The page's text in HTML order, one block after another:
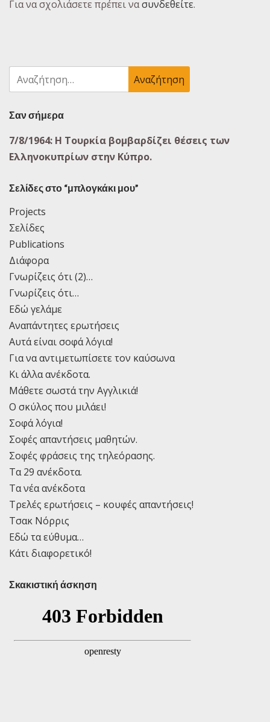
Για να σχολιάσετε πρέπει νασυνδεθείτε.
Αναζήτηση
για:
Σαν σήμερα
7/8/1964: Η Τουρκία βομβαρδίζει θέσεις των
Ελληνοκυπρίων στην Κύπρο.
Σελίδες στο “μπλογκάκι μου”
Projects
Σελίδες
Publications
Διάφορα
Γνωρίζεις ότι (2)…
Γνωρίζεις ότι…
Εδώ γελάμε
Αναπάντητες ερωτήσεις
Αυτά είναι σοφά λόγια!
Για να αντιμετωπίσετε τον καύσωνα
Κι άλλα ανέκδοτα.
Μάθετε σωστά την Αγγλικιά!
Ο σκύλος που μιλάει!
Σοφά λόγια!
Σοφές απαντήσεις μαθητών.
Σοφές φράσεις της τηλεόρασης.
Τα 29 ανέκδοτα.
Τα νέα ανέκδοτα
Τρελές ερωτήσεις – κουφές απαντήσεις!
Τσακ Νόρρις
Εδώ τα εύθυμα…
Κάτι διαφορετικό!
Σκακιστική άσκηση